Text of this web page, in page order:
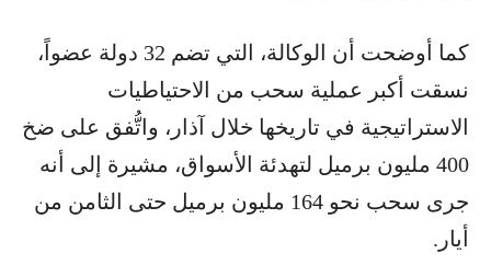
كما أوضحت أن الوكالة، التي تضم 32 دولة عضواً،
نسقت أكبر عملية سحب من الاحتياطيات
الاستراتيجية في تاريخها خلال آذار، واتُّفق على ضخ
400 مليون برميل لتهدئة الأسواق، مشيرة إلى أنه
جرى سحب نحو 164 مليون برميل حتى الثامن من
أيار.